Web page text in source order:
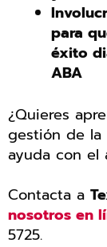
para
éxito
ABA
¿Quieres
gestión de la
ayuda con el
Contacta a
nosotros en
5725.